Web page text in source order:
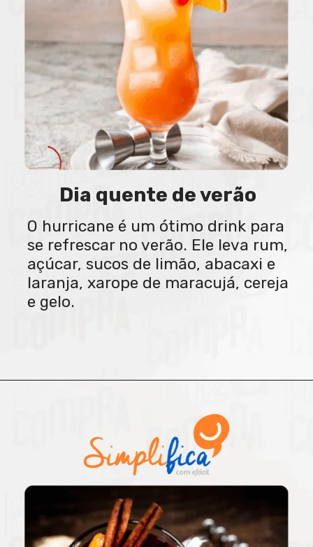
Dia quente de verão
O hurricane é um ótimo drink para
se refrescar no verão. Ele leva rum,
açúcar, sucos de limão, abacaxi e
laranja, xarope de maracujá, cereja
e gelo.